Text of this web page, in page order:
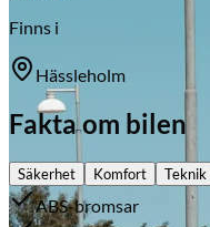
Finns i
Hässleholm
Fakta om bilen
Säkerhet Komfort Teknik
ABS-bromsar